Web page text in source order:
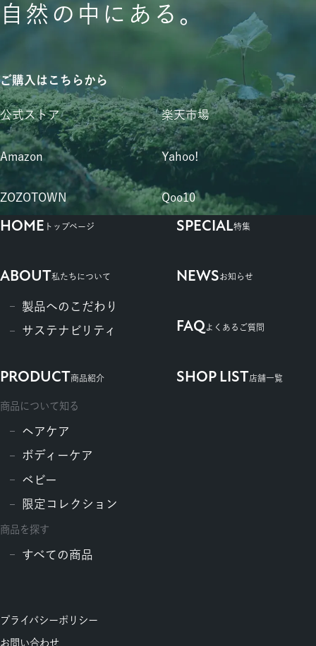
自然の中にある。
ご購入はこちらから
公式ストア 楽天市場
Amazon Yahoo!
ZOZOTOWN Qoo10
HOME トップページ
ABOUT私たちについて
製品へのこだわり
サステナビリティ
PRODUCT商品紹介
商品について知る
ヘアケア
ボディーケア
ベビー
限定コレクション
商品を探す
すべての商品
SPECIAL特集
NEWSお知らせ
FAQ よくあるご質問
SHOP LIST店舗一覧
プライバシーポリシー
お問い合わせ